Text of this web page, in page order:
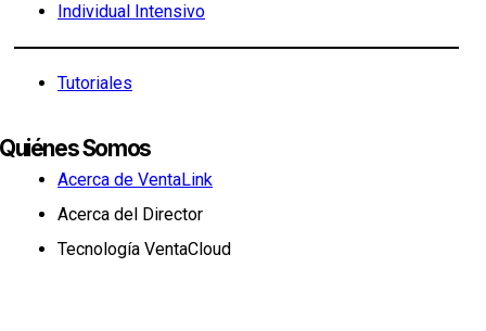
Individual Intensivo
Tutoriales
Quiénes Somos
Acerca de VentaLink
Acerca del Director
Tecnología VentaCloud